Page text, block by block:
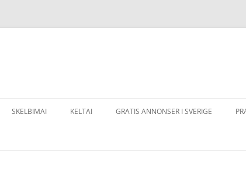
SKELBIMAI KELTAI GRATIS ANNONSER I SVERIGE